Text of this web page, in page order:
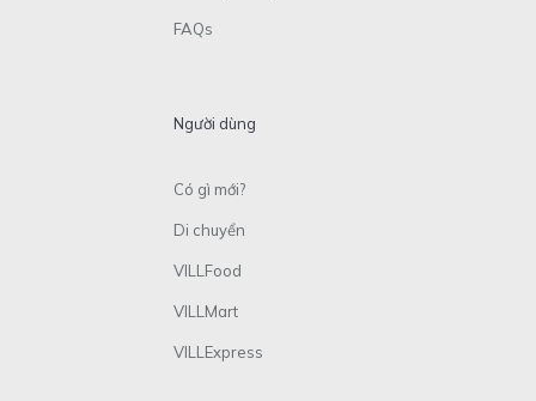
FAQs
Người dùng
Có gì mới?
Di chuyển
VILLFood
VILLMart
VILLExpress